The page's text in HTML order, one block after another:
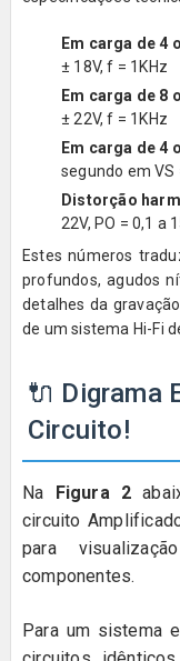
Em carga de 4
± 18V, f = 1KHz
Em carga de 8
± 22V, f = 1KHz
Em carga de 4
segundo em VS
Distorção
22V, PO = 0,1 a
Estes números
profundos, agudos
detalhes da
de um sistema Hi-Fi
🔌 Digrama
Circuito!
Na Figura 2
circuito
para
componentes.
Para um sistema